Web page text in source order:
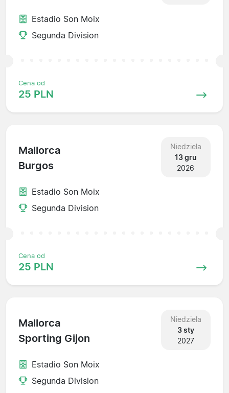
Estadio Son Moix
Segunda Division
Cena od
25 PLN
Mallorca
Burgos
Niedziela
13 gru
2026
Estadio Son Moix
Segunda Division
Cena od
25 PLN
Mallorca
Sporting Gijon
Niedziela
3 sty
2027
Estadio Son Moix
Segunda Division